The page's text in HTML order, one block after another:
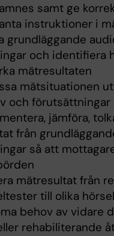
samt ge
instruktioner i
grundläggande
och identifiera
mätresultaten
mätsituationen
och förutsättningar
jämföra,
från
så att
mätresultat från
till olika
behov av vidare
rehabiliterande